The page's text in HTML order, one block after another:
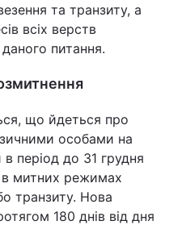
та транзиту, а
всіх верств
питання.
що йдеться про
особами на
період до 31 грудня
в митних режимах
транзиту. Нова
180 днів від дня